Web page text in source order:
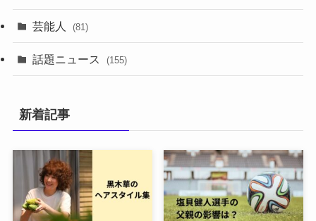
芸能人 (81)
話題ニュース (155)
新着記事